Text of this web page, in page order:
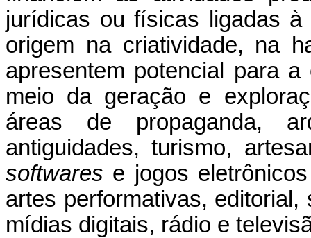
jurídicas ou físicas ligadas
origem na criatividade, na
apresentem potencial para
meio da geração e
áreas de propaganda,
antiguidades, turismo,
softwares e jogos
artes performativas,
mídias digitais, rádio e